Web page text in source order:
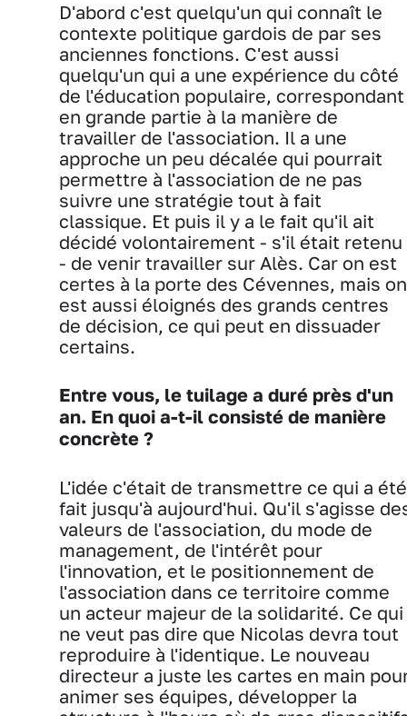
D'abord c'est quelqu'un qui connaît le
contexte politique gardois de par ses
anciennes fonctions. C'est aussi
quelqu'un qui a une expérience du côté
de l'éducation populaire, correspondant
en grande partie à la manière de
travailler de l'association. Il a une
approche un peu décalée qui pourrait
permettre à l'association de ne pas
suivre une stratégie tout à fait
classique. Et puis il y a le fait qu'il ait
décidé volontairement - s'il était retenu
- de venir travailler sur Alès. Car on est
certes à la porte des Cévennes, mais on
est aussi éloignés des grands centres
de décision, ce qui peut en dissuader
certains.
Entre vous, le tuilage a duré près d'un
an. En quoi a-t-il consisté de manière
concrète ?
L'idée c'était de transmettre ce qui a été
fait jusqu'à aujourd'hui. Qu'il s'agisse
valeurs de l'association, du mode de
management, de l'intérêt pour
l'innovation, et le positionnement de
l'association dans ce territoire comme
un acteur majeur de la solidarité. Ce qui
ne veut pas dire que Nicolas devra tout
reproduire à l'identique. Le nouveau
directeur a juste les cartes en main
animer ses équipes, développer la